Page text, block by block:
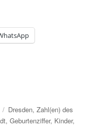
Kategorien
Dresden,Zahl(en) des
,Geburtenziffer, Kinder,